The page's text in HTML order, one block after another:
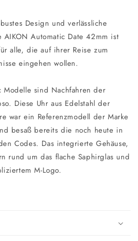
Design und verlässliche
Automatic Date 42mm ist
alle, die auf ihrer Reise zum
eingehen wollen.
Modelle sind Nachfahren der
Diese Uhr aus Edelstahl der
war ein Referenzmodell der Marke
besaß bereits die noch heute in
Codes. Das integrierte Gehäuse,
rund um das flache Saphirglas und
M-Logo.